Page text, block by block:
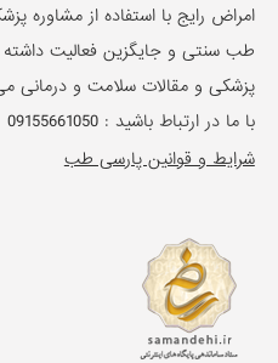
امراض رایج با استفاده از مشاوره
طب سنتی و جایگزین فعالیت داشته
پزشکی و مقالات سلامت و درمانی
با ما در ارتباط باشید :09155661050
شرایط و قوانین پارسی طب